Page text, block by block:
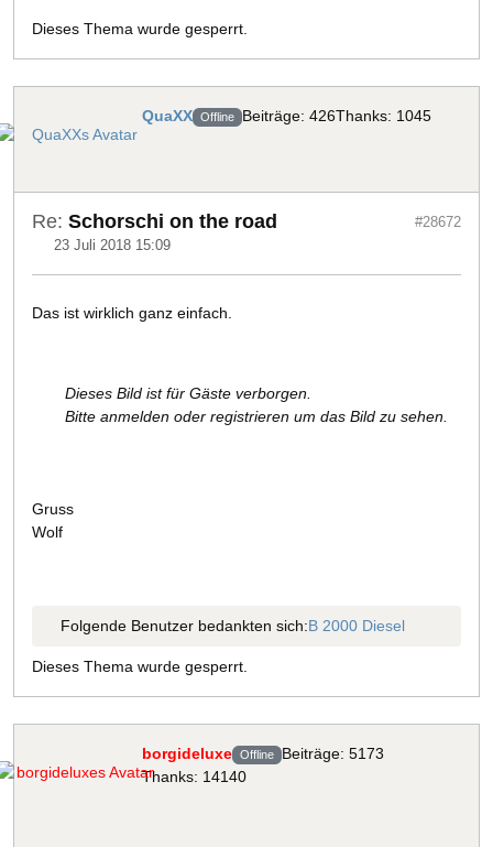
Dieses Thema wurde gesperrt.
QuaXX Offline Beiträge: 426Thanks: 1045
Re: Schorschi on the road
23 Juli 2018 15:09
#28672
Das ist wirklich ganz einfach.
Dieses Bild ist für Gäste verborgen.
Bitte anmelden oder registrieren um das Bild zu sehen.
Gruss
Wolf
Folgende Benutzer bedankten sich:B 2000 Diesel
Dieses Thema wurde gesperrt.
borgideluxe Offline Beiträge: 5173
Thanks: 14140